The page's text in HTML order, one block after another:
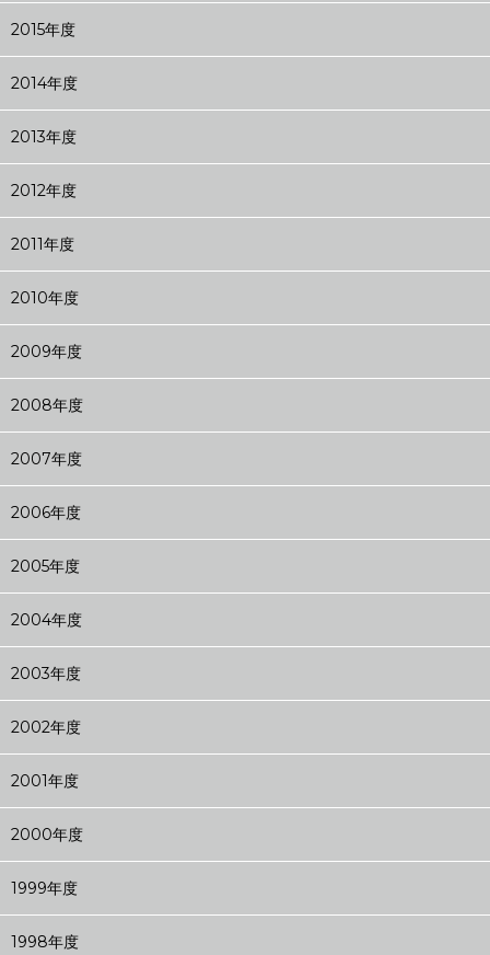
2015年度
2014年度
2013年度
2012年度
2011年度
2010年度
2009年度
2008年度
2007年度
2006年度
2005年度
2004年度
2003年度
2002年度
2001年度
2000年度
1999年度
1998年度